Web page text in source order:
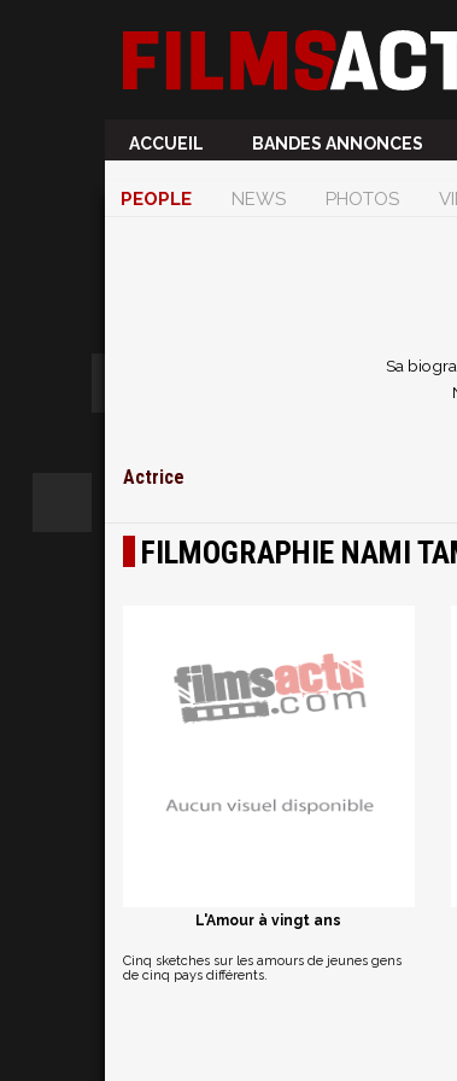
ACCUEIL BANDES ANNONCES
PEOPLE NEWS PHOTOS
Sa
Actrice
FILMOGRAPHIE NAMI
L'Amour à vingt ans
Cinq sketches sur les amours de jeunes gens
de cinq pays différents.